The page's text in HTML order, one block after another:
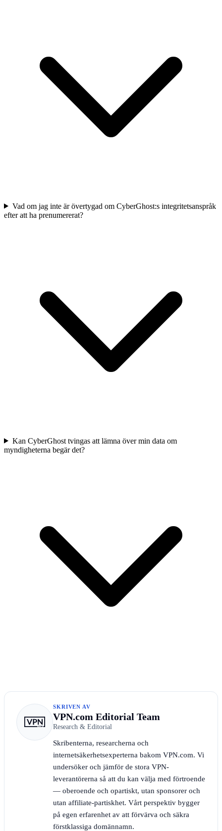
Vad om jag inte är övertygad om CyberGhost:s integritetsanspråk
efter att ha prenumererat?
Kan CyberGhost tvingas att lämna över min data om
myndigheterna begär det?
SKRIVEN AV
VPN.com Editorial Team
Research & Editorial
Skribenterna, researcherna och
internetsäkerhetsexperterna bakom VPN.com. Vi
undersöker och jämför de stora VPN-
leverantörerna så att du kan välja med förtroende
— oberoende och opartiskt, utan sponsorer och
utan affiliate-partiskhet. Vårt perspektiv bygger
på egen erfarenhet av att förvärva och säkra
förstklassiga domännamn.